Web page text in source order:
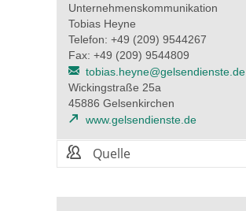
Unternehmenskommunikation
Tobias Heyne
Telefon: +49 (209) 9544267
Fax: +49 (209) 9544809
tobias.heyne@gelsendienste.de
Wickingstraße 25a
45886 Gelsenkirchen
www.gelsendienste.de
Quelle